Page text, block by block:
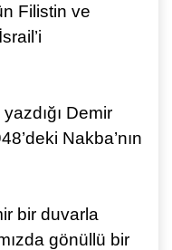
Filistin ve
Demir
Nakba’nın
bir duvarla
gönüllü bir